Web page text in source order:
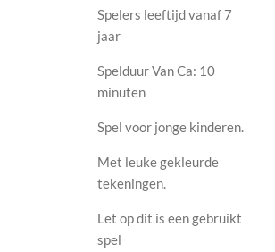
Spelers leeftijd vanaf 7
jaar
Spelduur Van Ca: 10
minuten
Spel voor jonge kinderen.
Met leuke gekleurde
tekeningen.
Let op dit is een gebruikt
spel